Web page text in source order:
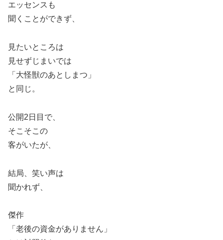
エッセンスも
聞くことができず、
見たいところは
見せずじまいでは
「大怪獣のあとしまつ」
と同じ。
公開2日目で、
そこそこの
客がいたが、
結局、笑い声は
聞かれず、
傑作
「老後の資金がありません」